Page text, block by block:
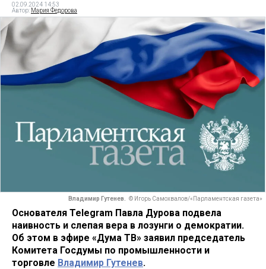
02.09.2024 14:53
Автор: Мария Федорова
Владимир Гутенев. © Игорь Самохвалов/«Парламентская газета»
Основателя Telegram Павла Дурова подвела
наивность и слепая вера в лозунги о демократии.
Об этом в эфире «Дума ТВ» заявил председатель
Комитета Госдумы по промышленности и
торговле Владимир Гутенев.